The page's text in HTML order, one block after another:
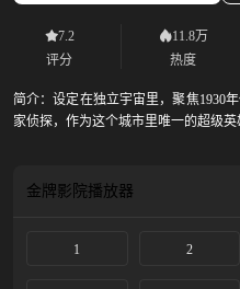
7.2
评分
11.8万
热度
简介：设定在独立宇宙里，聚焦1930
家侦探，作为这个城市里唯一的超级英
金牌影院播放器
1 2